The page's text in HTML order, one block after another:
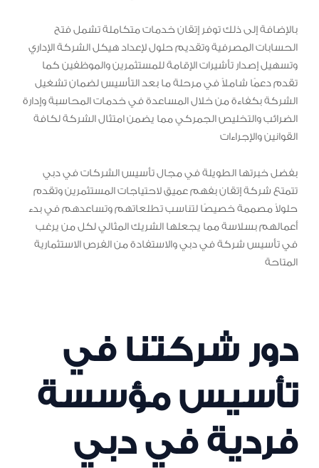
بالإضافة إلى ذلك توفر إتقان خدمات متكاملة تشمل فتح
الحسابات المصرفية وتقديم حلول لإعداد هيكل الشركة الإداري
وتسهيل إصدار تأشيرات الإقامة للمستثمرين والموظفين كما
تقدم دعمًا شاملاً في مرحلة ما بعد التأسيس لضمان تشغيل
الشركة بكفاءة من خلال المساعدة في خدمات المحاسبة وإدارة
الضرائب والتخليص الجمركي مما يضمن امتثال الشركة لكافة
القوانين والإجراءات
بفضل خبرتها الطويلة في مجال تأسيس الشركات في دبي
تتمتع شركة إتقان بفهم عميق لاحتياجات المستثمرين وتقدم
حلولاً مصممة خصيصًا لتناسب تطلعاتهم وتساعدهم في بدء
أعمالهم بسلاسة مما يجعلها الشريك المثالي لكل من يرغب
في تأسيس شركة في دبي والاستفادة من الفرص الاستثمارية
المتاحة
دور شركتنا في
تأسيس مؤسسة
فردية في دبي